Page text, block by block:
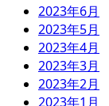
2023年6月
2023年5月
2023年4月
2023年3月
2023年2月
2023年1月